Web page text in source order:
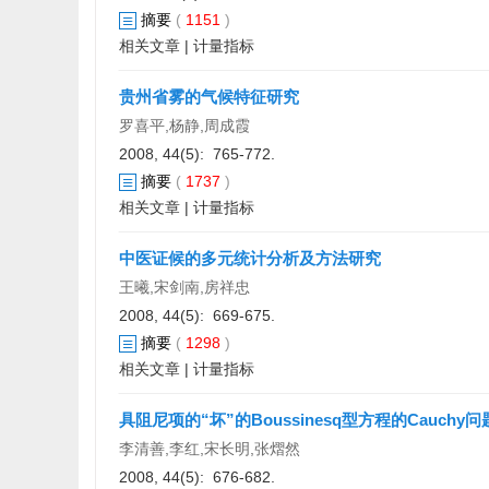
摘要 ( 1151 )
相关文章 | 计量指标
贵州省雾的气候特征研究
罗喜平,杨静,周成霞
2008, 44(5): 765-772.
摘要 ( 1737 )
相关文章 | 计量指标
中医证候的多元统计分析及方法研究
王曦,宋剑南,房祥忠
2008, 44(5): 669-675.
摘要 ( 1298 )
相关文章 | 计量指标
具阻尼项的“坏”的Boussinesq型方程的Cauchy问
李清善,李红,宋长明,张熠然
2008, 44(5): 676-682.